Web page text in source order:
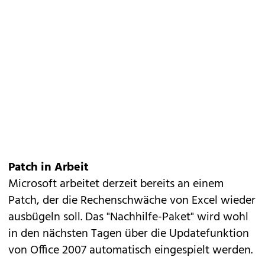
Patch in Arbeit
Microsoft arbeitet derzeit bereits an einem
Patch, der die Rechenschwäche von Excel wieder
ausbügeln soll. Das "Nachhilfe-Paket" wird wohl
in den nächsten Tagen über die Updatefunktion
von Office 2007 automatisch eingespielt werden.